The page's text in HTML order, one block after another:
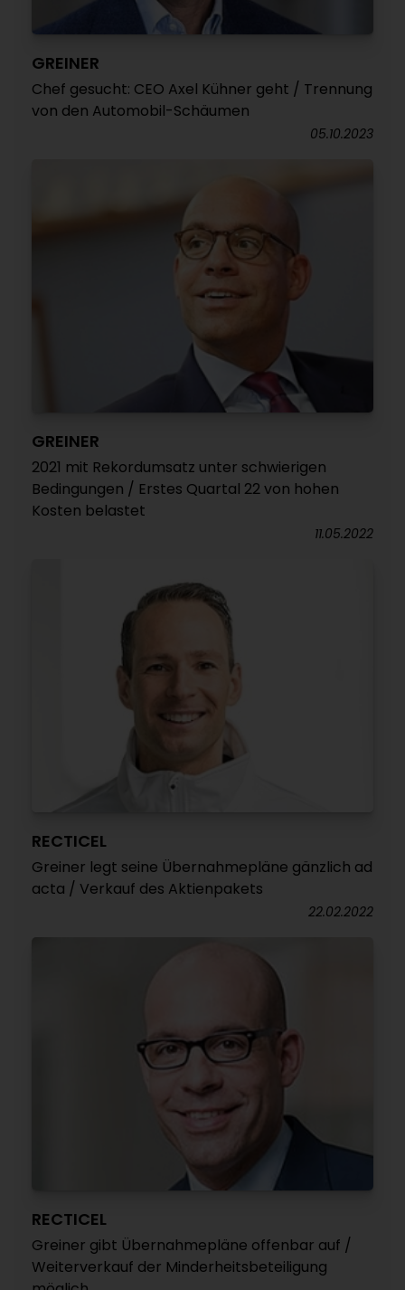
GREINER
Chef gesucht: CEO Axel Kühner geht / Trennung
von den Automobil-Schäumen
05.10.2023
GREINER
2021 mit Rekordumsatz unter schwierigen
Bedingungen / Erstes Quartal 22 von hohen
Kosten belastet
11.05.2022
RECTICEL
Greiner legt seine Übernahmepläne gänzlich ad
acta / Verkauf des Aktienpakets
22.02.2022
RECTICEL
Greiner gibt Übernahmepläne offenbar auf /
Weiterverkauf der Minderheitsbeteiligung